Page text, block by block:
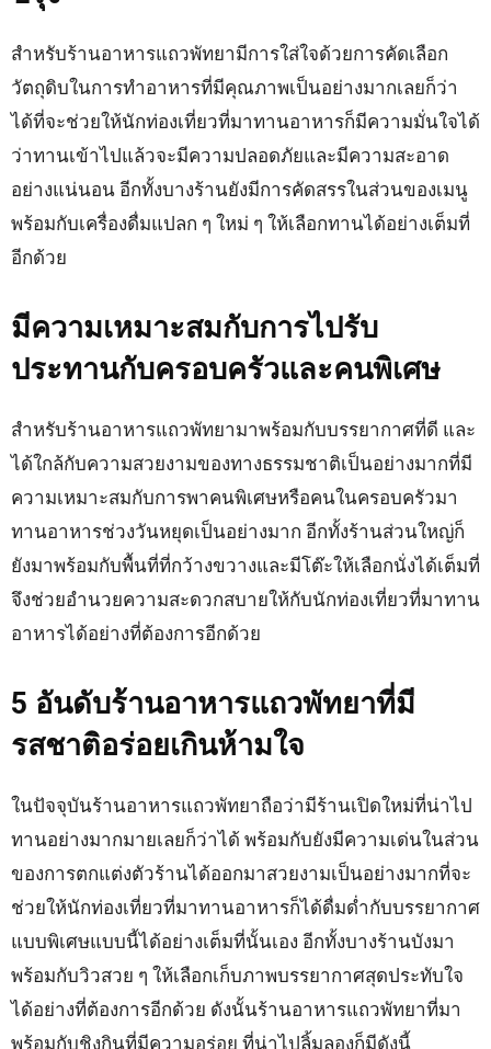
สำหรับร้านอาหารแถวพัทยามีการใส่ใจด้วยการคัดเลือก
วัตถุดิบในการทำอาหารที่มีคุณภาพเป็นอย่างมากเลยก็ว่า
ได้ที่จะช่วยให้นักท่องเที่ยวที่มาทานอาหารก็มีความมั่นใจได้
ว่าทานเข้าไปแล้วจะมีความปลอดภัยและมีความสะอาด
อย่างแน่นอน อีกทั้งบางร้านยังมีการคัดสรรในส่วนของเมนู
พร้อมกับเครื่องดื่มแปลก ๆ ใหม่ ๆ ให้เลือกทานได้อย่างเต็มที่
อีกด้วย
มีความเหมาะสมกับการไปรับ
ประทานกับครอบครัวและคนพิเศษ
สำหรับร้านอาหารแถวพัทยามาพร้อมกับบรรยากาศที่ดี และ
ได้ใกล้กับความสวยงามของทางธรรมชาติเป็นอย่างมากที่มี
ความเหมาะสมกับการพาคนพิเศษหรือคนในครอบครัวมา
ทานอาหารช่วงวันหยุดเป็นอย่างมาก อีกทั้งร้านส่วนใหญ่ก็
ยังมาพร้อมกับพื้นที่ที่กว้างขวางและมีโต๊ะให้เลือกนั่งได้เต็มที่
จึงช่วยอำนวยความสะดวกสบายให้กับนักท่องเที่ยวที่มาทาน
อาหารได้อย่างที่ต้องการอีกด้วย
5 อันดับร้านอาหารแถวพัทยาที่มี
รสชาติอร่อยเกินห้ามใจ
ในปัจจุบันร้านอาหารแถวพัทยาถือว่ามีร้านเปิดใหม่ที่น่าไป
ทานอย่างมากมายเลยก็ว่าได้ พร้อมกับยังมีความเด่นในส่วน
ของการตกแต่งตัวร้านได้ออกมาสวยงามเป็นอย่างมากที่จะ
ช่วยให้นักท่องเที่ยวที่มาทานอาหารก็ได้ดื่มด่ำกับบรรยากาศ
แบบพิเศษแบบนี้ได้อย่างเต็มที่นั้นเอง อีกทั้งบางร้านบังมา
พร้อมกับวิวสวย ๆ ให้เลือกเก็บภาพบรรยากาศสุดประทับใจ
ได้อย่างที่ต้องการอีกด้วย ดังนั้นร้านอาหารแถวพัทยาที่มา
พร้อมกับชิงกินที่มีความอร่อย ที่น่าไปลิ้มลองก็มีดังนี้